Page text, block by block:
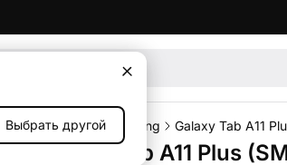
Выбрать другой
Планшеты Samsung Galaxy Tab A11
Galaxy Tab A11 Plus